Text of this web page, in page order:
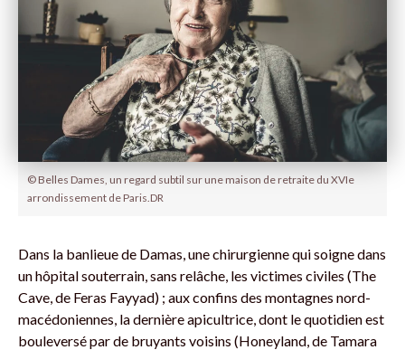
© Belles Dames, un regard subtil sur une maison de retraite du XVIe
arrondissement de Paris.DR
Dans la banlieue de Damas, une chirurgienne qui soigne dans
un hôpital souterrain, sans relâche, les victimes civiles (The
Cave, de Feras Fayyad) ; aux confins des montagnes nord-
macédoniennes, la dernière apicultrice, dont le quotidien est
bouleversé par de bruyants voisins (Honeyland, de Tamara